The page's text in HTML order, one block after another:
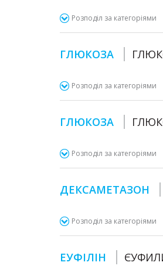
Розподіл за категоріями
ГЛЮКОЗА
Розподіл за категоріями
ГЛЮКОЗА
Розподіл за категоріями
ДЕКСАМЕТАЗОН
Розподіл за категоріями
ЕУФІЛІН